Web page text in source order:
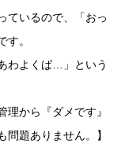
ているので、「おっ
。
わよくば…」という
から『ダメです』
題ありません。】